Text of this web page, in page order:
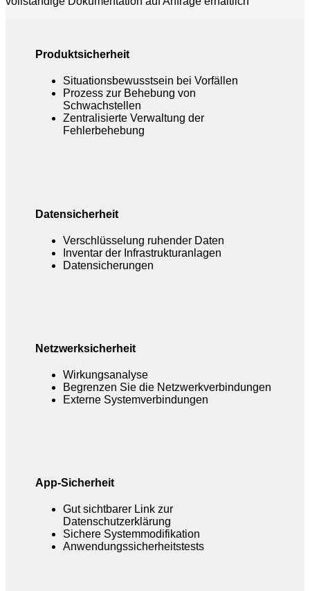
Produktsicherheit
Situationsbewusstsein bei Vorfällen
Prozess zur Behebung von
Schwachstellen
Zentralisierte Verwaltung der
Fehlerbehebung
Datensicherheit
Verschlüsselung ruhender Daten
Inventar der Infrastrukturanlagen
Datensicherungen
Netzwerksicherheit
Wirkungsanalyse
Begrenzen Sie die Netzwerkverbindungen
Externe Systemverbindungen
App-Sicherheit
Gut sichtbarer Link zur
Datenschutzerklärung
Sichere Systemmodifikation
Anwendungssicherheitstests